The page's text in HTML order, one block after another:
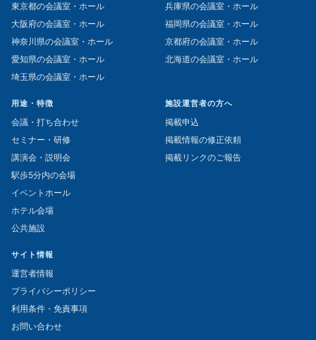
東京都の会議室・ホール
大阪府の会議室・ホール
神奈川県の会議室・ホール
愛知県の会議室・ホール
埼玉県の会議室・ホール
兵庫県の会議室・ホール
福岡県の会議室・ホール
京都府の会議室・ホール
北海道の会議室・ホール
用途・特徴
会議・打ち合わせ
セミナー・研修
講演会・説明会
駅歩5分内の会場
イベントホール
ホテル会場
公共施設
施設運営者の方へ
掲載申込
掲載情報の修正依頼
掲載リンクのご報告
サイト情報
運営者情報
プライバシーポリシー
利用条件・免責事項
お問い合わせ